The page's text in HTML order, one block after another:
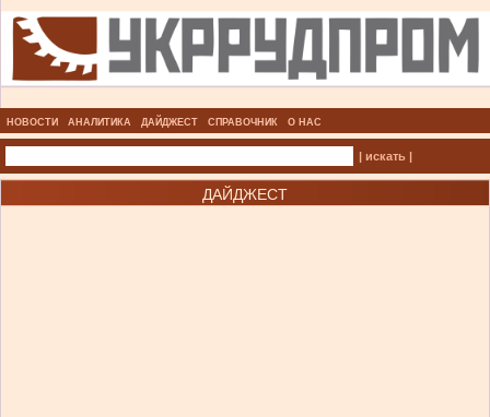
НОВОСТИ АНАЛИТИКА ДАЙДЖЕСТ СПРАВОЧНИК О НАС
| искать |
ДАЙДЖЕСТ